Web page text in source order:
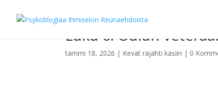
Luku 6. Oulun
tammi 18, 2026 | Kevät räjähti käsiin | 0